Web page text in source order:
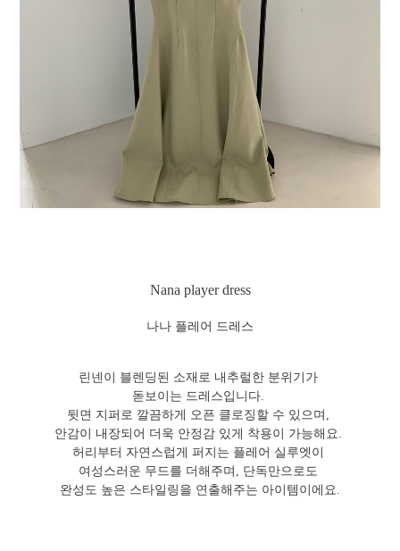
Nana player dress
나나 플레어 드레스
린넨이 블렌딩된 소재로 내추럴한 분위기가
돋보이는 드레스입니다.
뒷면 지퍼로 깔끔하게 오픈 클로징할 수 있으며,
안감이 내장되어 더욱 안정감 있게 착용이 가능해요.
허리부터 자연스럽게 퍼지는 플레어 실루엣이
여성스러운 무드를 더해주며, 단독만으로도
완성도 높은 스타일링을 연출해주는 아이템이에요.